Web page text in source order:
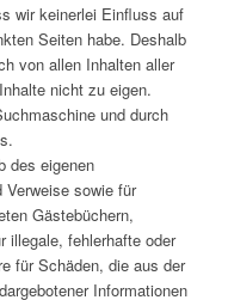
wir keinerlei Einfluss auf
Seiten habe. Deshalb
von allen Inhalten aller
nicht zu eigen.
und durch
des eigenen
sowie für
Gästebüchern,
illegale, fehlerhafte oder
für Schäden, die aus der
Informationen